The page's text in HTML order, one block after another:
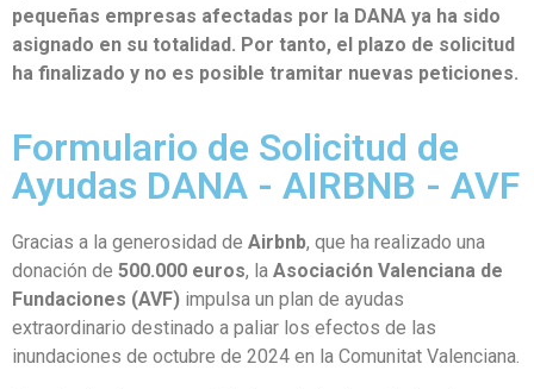
pequeñas empresas afectadas por la DANA ya ha sido
asignado en su totalidad. Por tanto, el plazo de solicitud
ha finalizado y no es posible tramitar nuevas peticiones.
Formulario de Solicitud de
Ayudas DANA - AIRBNB - AVF
Gracias a la generosidad de Airbnb, que ha realizado una
donación de 500.000 euros, la Asociación Valenciana de
Fundaciones (AVF) impulsa un plan de ayudas
extraordinario destinado a paliar los efectos de las
inundaciones de octubre de 2024 en la Comunitat Valenciana.